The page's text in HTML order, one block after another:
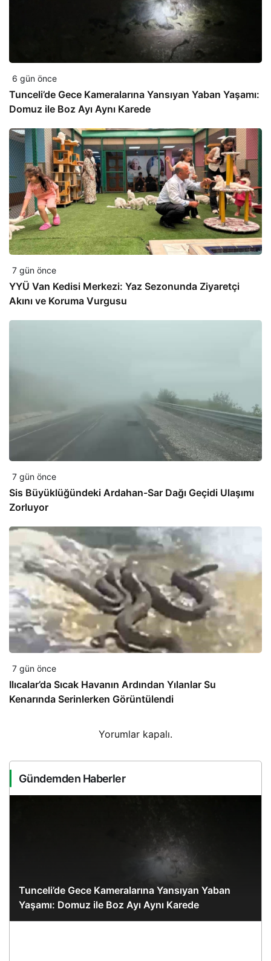
6 gün önce
Tunceli’de Gece Kameralarına Yansıyan Yaban Yaşamı:
Domuz ile Boz Ayı Aynı Karede
7 gün önce
YYÜ Van Kedisi Merkezi: Yaz Sezonunda Ziyaretçi
Akını ve Koruma Vurgusu
7 gün önce
Sis Büyüklüğündeki Ardahan-Sar Dağı Geçidi Ulaşımı
Zorluyor
7 gün önce
Ilıcalar’da Sıcak Havanın Ardından Yılanlar Su
Kenarında Serinlerken Görüntülendi
Yorumlar kapalı.
Gündemden Haberler
Tunceli’de Gece Kameralarına Yansıyan Yaban
Yaşamı: Domuz ile Boz Ayı Aynı Karede